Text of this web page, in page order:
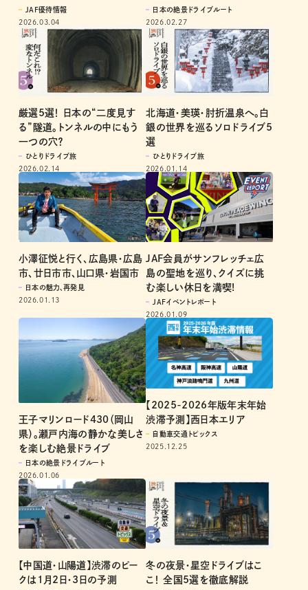
JAF優待情報
2026.03.04
日本の絶景ドライブルート
2026.02.27
厳選5選！ 日本の“二度見す
る”隧道。トンネルの中にもう
一つの穴？
ひとりドライブ旅
2026.02.14
北海道・美瑛・肘折温泉へ。白
銀の世界を巡るソロドライブ5
選
ひとりドライブ旅
2026.01.14
小澤征悦と行く、広島県・広島
市、廿日市市、山口県・岩国市
日本の魅力、再発見
2026.01.13
JAF会員がサンフレッチェ広
島の聖地を巡り、クイズに挑
む楽しい休日を満喫!
JAFイベントレポート
2026.01.09
王子マリンロード430（岡山
県）。瀬戸内海の静かな美しさ
を楽しむ絶景ドライブ
日本の絶景ドライブルート
2026.01.06
【2025-2026年版年末年始
渋滞予測】西日本エリア
自動車交通トピックス
2025.12.25
【中国道・山陽道】渋滞のピー
クは1月2日・3日の予測
冬の夜景・星空ドライブはこ
こ！ 全国5選を徹底解説